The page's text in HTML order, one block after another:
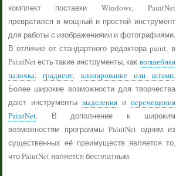
комплект поставки Windows, PaintNet
превратился в мощный и простой инструмент
для работы с изображениями и фотографиями.
В отличие от стандартного редактора paint, в
PaintNet есть такие инструменты, как волшебная
палочка, градиент, клонирование или штамп.
Более широкие возможности для творчества
дают инструменты выделенияи перемещения
PaintNet. В дополнение к широким
возможностям программы PaintNet одним из
существенных её преимуществ является то,
что PaintNet является бесплатным.